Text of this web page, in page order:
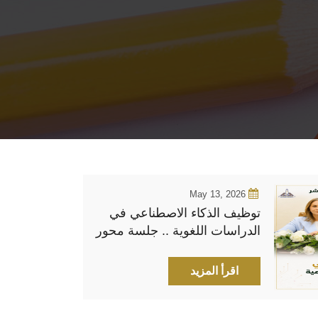
May 13, 2026
توظيف الذكاء الاصطناعي في
الدراسات اللغوية .. جلسة محور
الخامس عشر
اقرأ المزيد